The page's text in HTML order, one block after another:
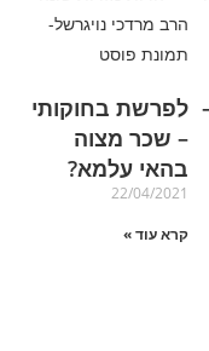
לפרשת בחוקותי
– שכר מצוה
בהאי עלמא?
22/04/2021
קרא עוד »